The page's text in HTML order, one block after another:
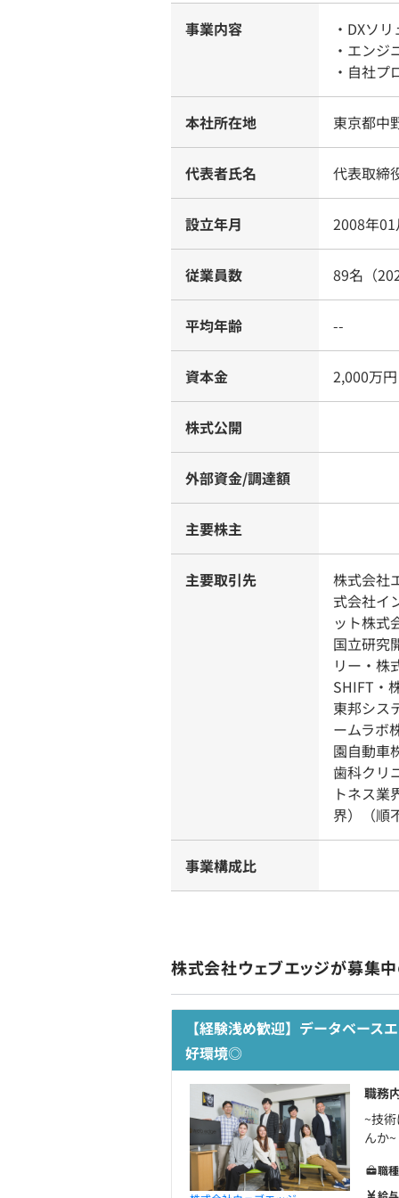
事業内容
・DXソ
・エンジ
・自社プ
本社所在地 東京都中
代表者氏名 代表取
設立年月 2008年
従業員数 89名（
平均年齢 --
資本金 2,000万円
株式公開
外部資金/調達額
主要株主
主要取引先
株式会社
式会社イ
ット株式
国立研究
リー・株
SHIFT・
東邦シス
ームラボ
園⾃動⾞
⻭科クリ
トネス業
界）（順
事業構成比
株式会社ウェブエッジが募集
【経験浅め歓迎】データベー
好環境◎
職務
~技
んか
職
給与